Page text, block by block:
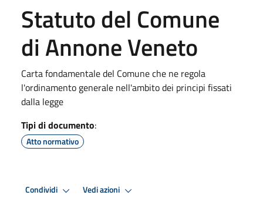
Statuto del Comune
di Annone Veneto
Carta fondamentale del Comune che ne regola
l'ordinamento generale nell'ambito dei principi fissati
dalla legge
Tipi di documento:
Atto normativo
Condividi Vedi azioni